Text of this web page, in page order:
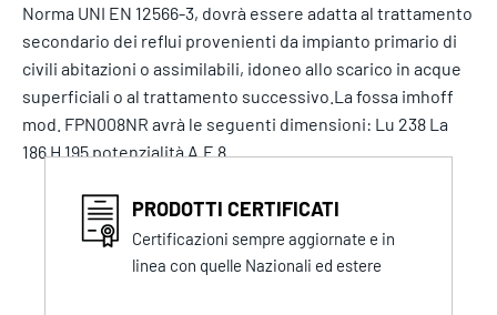
Norma UNI EN 12566-3, dovrà essere adatta al trattamento
secondario dei reflui provenienti da impianto primario di
civili abitazioni o assimilabili, idoneo allo scarico in acque
superficiali o al trattamento successivo.La fossa imhoff
mod. FPN008NR avrà le seguenti dimensioni: Lu 238 La
186 H 195 potenzialità A.E 8
PRODOTTI CERTIFICATI
Certificazioni sempre aggiornate e in
linea con quelle Nazionali ed estere